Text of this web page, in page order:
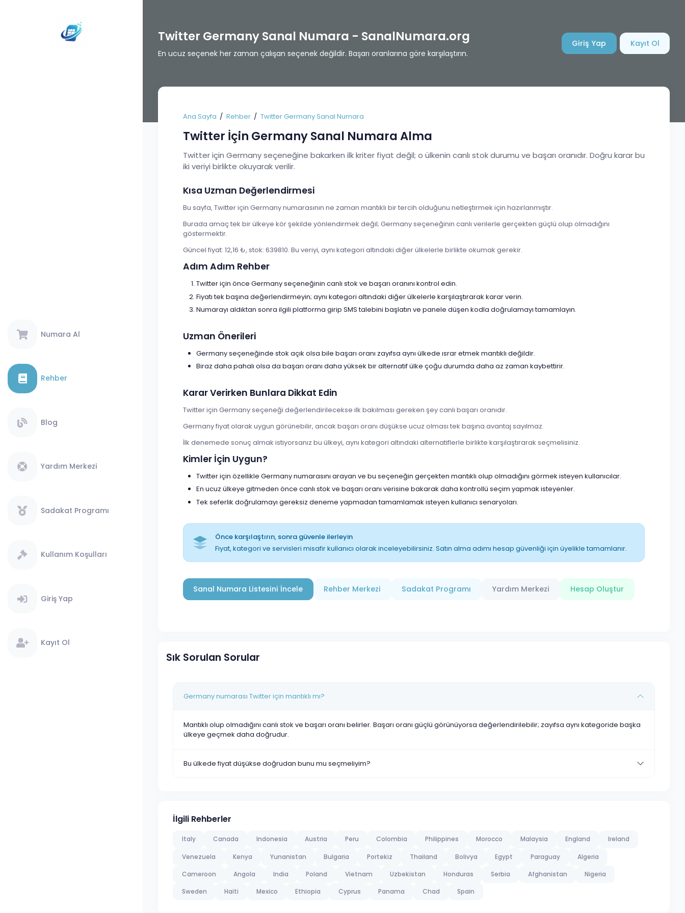
Numara Al
Rehber
Blog
Yardım Merkezi
Sadakat Programı
Kullanım Koşulları
Giriş Yap
Kayıt Ol
Twitter Germany Sanal Numara - SanalNumara.org
En ucuz seçenek her zaman çalışan seçenek değildir. Başarı oranlarına göre karşılaştırın.
Giriş Yap Kayıt Ol
Ana Sayfa Rehber Twitter Germany Sanal Numara
Twitter İçin Germany Sanal Numara Alma
Twitter için Germany seçeneğine bakarken ilk kriter fiyat değil; o ülkenin canlı stok durumu ve başarı oranıdır. Doğru karar bu
iki veriyi birlikte okuyarak verilir.
Kısa Uzman Değerlendirmesi
Bu sayfa, Twitter için Germany numarasının ne zaman mantıklı bir tercih olduğunu netleştirmek için hazırlanmıştır.
Burada amaç tek bir ülkeye kör şekilde yönlendirmek değil; Germany seçeneğinin canlı verilerle gerçekten güçlü olup olmadığını
göstermektir.
Güncel fiyat: 12,16 ₺, stok: 639810. Bu veriyi, aynı kategori altındaki diğer ülkelerle birlikte okumak gerekir.
Adım Adım Rehber
Twitter için önce Germany seçeneğinin canlı stok ve başarı oranını kontrol edin.
Fiyatı tek başına değerlendirmeyin; aynı kategori altındaki diğer ülkelerle karşılaştırarak karar verin.
Numarayı aldıktan sonra ilgili platforma girip SMS talebini başlatın ve panele düşen kodla doğrulamayı tamamlayın.
Uzman Önerileri
Germany seçeneğinde stok açık olsa bile başarı oranı zayıfsa aynı ülkede ısrar etmek mantıklı değildir.
Biraz daha pahalı olsa da başarı oranı daha yüksek bir alternatif ülke çoğu durumda daha az zaman kaybettirir.
Karar Verirken Bunlara Dikkat Edin
Twitter için Germany seçeneği değerlendirilecekse ilk bakılması gereken şey canlı başarı oranıdır.
Germany fiyat olarak uygun görünebilir, ancak başarı oranı düşükse ucuz olması tek başına avantaj sayılmaz.
İlk denemede sonuç almak istiyorsanız bu ülkeyi, aynı kategori altındaki alternatiflerle birlikte karşılaştırarak seçmelisiniz.
Kimler İçin Uygun?
Twitter için özellikle Germany numarasını arayan ve bu seçeneğin gerçekten mantıklı olup olmadığını görmek isteyen kullanıcılar.
En ucuz ülkeye gitmeden önce canlı stok ve başarı oranı verisine bakarak daha kontrollü seçim yapmak isteyenler.
Tek seferlik doğrulamayı gereksiz deneme yapmadan tamamlamak isteyen kullanıcı senaryoları.
Önce karşılaştırın, sonra güvenle ilerleyin
Fiyat, kategori ve servisleri misafir kullanıcı olarak inceleyebilirsiniz. Satın alma adımı hesap güvenliği için üyelikle tamamlanır.
Sanal Numara Listesini İncele Rehber Merkezi Sadakat Programı Yardım Merkezi Hesap Oluştur
Sık Sorulan Sorular
Germany numarası Twitter için mantıklı mı?
Mantıklı olup olmadığını canlı stok ve başarı oranı belirler. Başarı oranı güçlü görünüyorsa değerlendirilebilir; zayıfsa aynı kategoride başka
ülkeye geçmek daha doğrudur.
Bu ülkede fiyat düşükse doğrudan bunu mu seçmeliyim?
İlgili Rehberler
Italy Canada Indonesia Austria Peru Colombia Philippines Morocco Malaysia England Ireland
Venezuela Kenya Yunanistan Bulgaria Portekiz Thailand Bolivya Egypt Paraguay Algeria
Cameroon Angola India Poland Vietnam Uzbekistan Honduras Serbia Afghanistan Nigeria
Sweden Haiti Mexico Ethiopia Cyprus Panama Chad Spain